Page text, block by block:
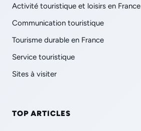
Activité touristique et loisirs en France
Communication touristique
Tourisme durable en France
Service touristique
Sites à visiter
TOP ARTICLES